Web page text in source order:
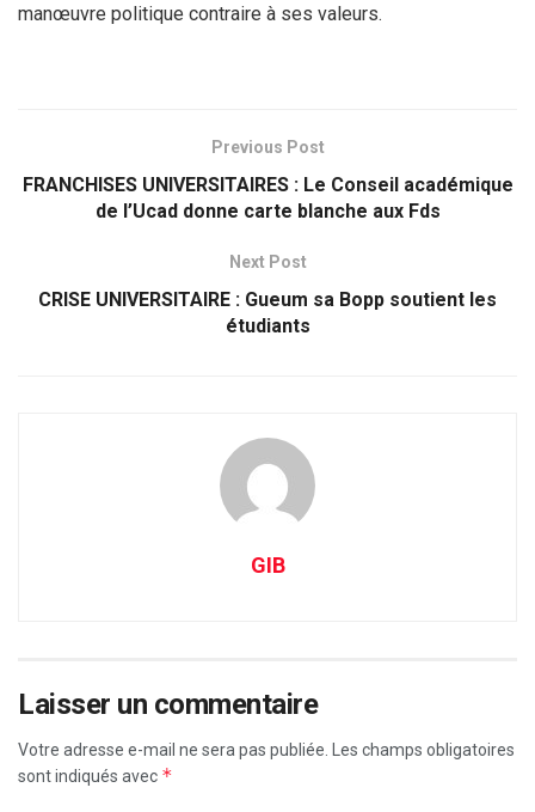
manœuvre politique contraire à ses valeurs.
Previous Post
FRANCHISES UNIVERSITAIRES : Le Conseil académique
de l’Ucad donne carte blanche aux Fds
Next Post
CRISE UNIVERSITAIRE : Gueum sa Bopp soutient les
étudiants
GIB
Laisser un commentaire
Votre adresse e-mail ne sera pas publiée.
Les champs obligatoires
sont indiqués avec *